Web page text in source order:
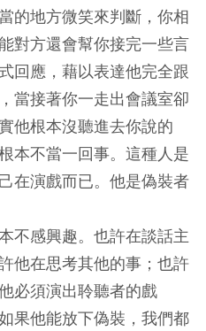
的地方微笑來判斷，你相
對方還會幫你接完一些言
回應，藉以表達他完全跟
當接著你一走出會議室卻
他根本沒聽進去你說的
本不當一回事。這種人是
在演戲而已。他是偽裝者
不感興趣。也許在談話主
他在思考其他的事；也許
必須演出聆聽者的戲
他能放下偽裝，我們都